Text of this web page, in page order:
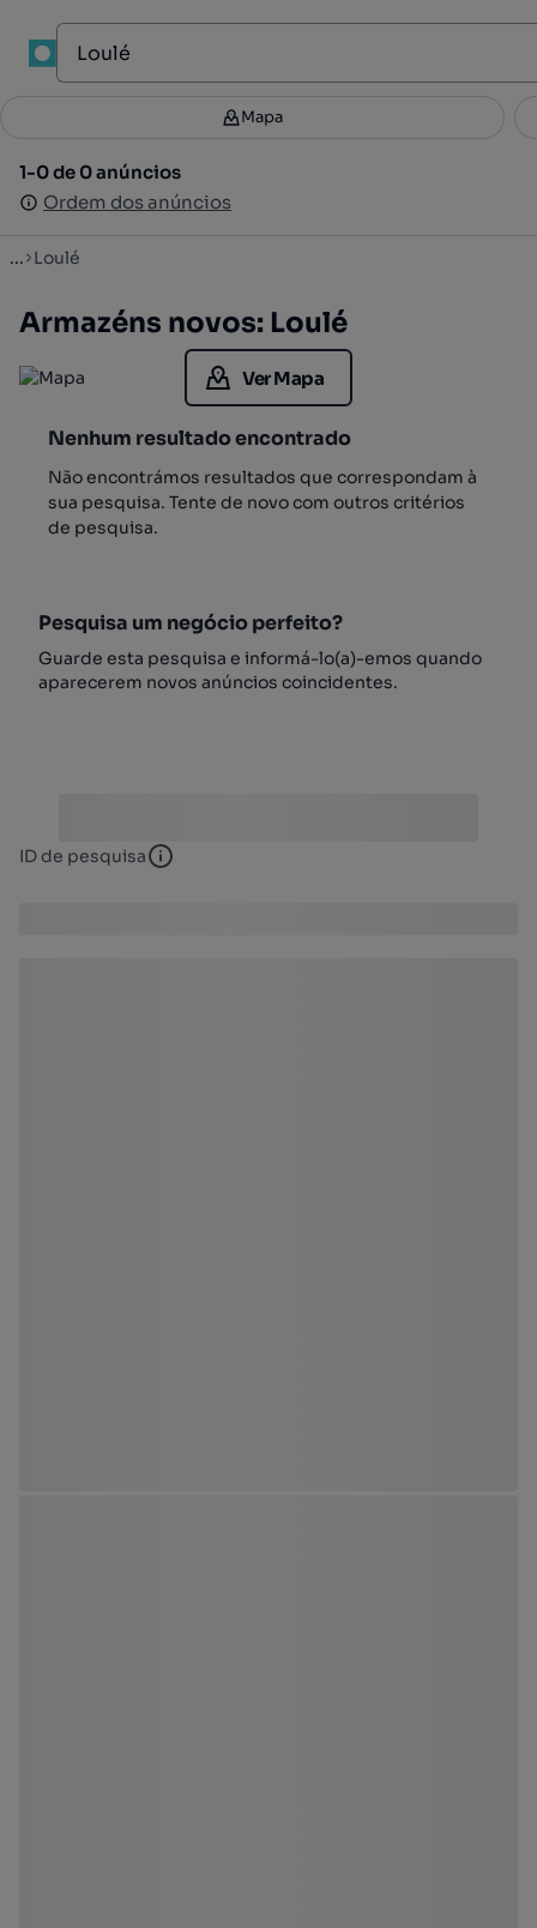
Filtros 3
1-0 de 0 anúncios
Ordem dos anúncios
Mapa
1-0 de 0 anúncios
Ordem dos anúncios
... Loulé
Armazéns novos: Loulé
Ver Mapa
Nenhum resultado encontrado
Não encontrámos resultados que correspondam à
sua pesquisa. Tente de novo com outros critérios
de pesquisa.
Pesquisa um negócio perfeito?
Guarde esta pesquisa e informá-lo(a)-emos quando
aparecerem novos anúncios coincidentes.
ID de pesquisa ID de pesquisa